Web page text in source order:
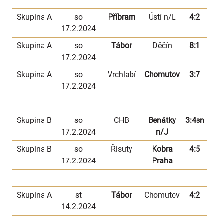
Skupina A
so
17.2.2024
Příbram Ústí n/L 4:2
Skupina A
so
17.2.2024
Tábor Děčín 8:1
Skupina A
so
17.2.2024
Vrchlabí Chomutov 3:7
Skupina B
so
17.2.2024
CHB
Benátky
n/J
3:4sn
Skupina B
so
17.2.2024
Řisuty
Kobra
Praha
4:5
Skupina A
st
14.2.2024
Tábor Chomutov 4:2